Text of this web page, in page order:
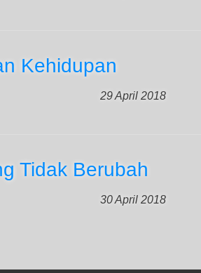
Kehidupan
29 April 2018
Tidak Berubah
30 April 2018